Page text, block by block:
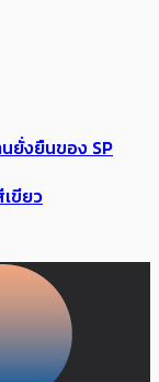
ยั่งยืนของ SP
ขียว